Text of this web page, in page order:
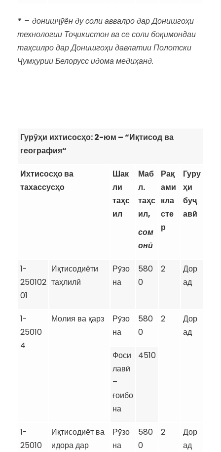
* – донишҷӯёндусолиаввалродарДонишгоҳи
технологии Тоҷикистонвасесолибоқимондаи
таҳсилродарДонишгоҳидавлатииПолотски
ҶумҳурииБелоруссидомамедиҳанд.
Гурӯҳи ихтисосҳо: 2-юм – “Иқтисод ва
география“
Ихтисосҳо ва
тахассусҳо
Шак
ли
таҳс
ил
Маб
л.
таҳс
ил,
сом
онӣ
Рақ
ами
кла
сте
р
Гуру
ҳи
буҷ
авӣ
1-
250102
01
Иқтисодиёти
таҳлилӣ
Рӯзо
на
580
0
2
Дор
ад
1-
25010
4
Молия ва қарз
Рӯзо
на
580
0
2
Дор
ад
Фоси
лавӣ
–
ғоибо
на
4510
1-
25010
Иқтисодиёт ва
идора дар
Рӯзо
на
580
0
2
Дор
ад